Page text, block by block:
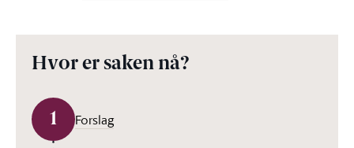
Hvor er saken nå?
1 Forslag